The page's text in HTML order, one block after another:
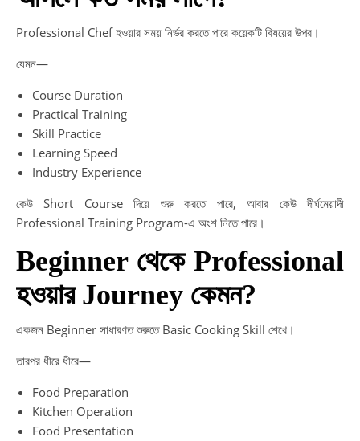
Professional Chef হওয়ার সময় নির্ভর করতে পারে কয়েকটি বিষয়ের উপর।
যেমন—
Course Duration
Practical Training
Skill Practice
Learning Speed
Industry Experience
কেউ Short Course দিয়ে শুরু করতে পারে, আবার কেউ দীর্ঘমেয়াদী
Professional Training Program-এ অংশ নিতে পারে।
Beginner থেকে Professional
হওয়ার Journey কেমন?
একজন Beginner সাধারণত শুরুতে Basic Cooking Skill শেখে।
তারপর ধীরে ধীরে—
Food Preparation
Kitchen Operation
Food Presentation